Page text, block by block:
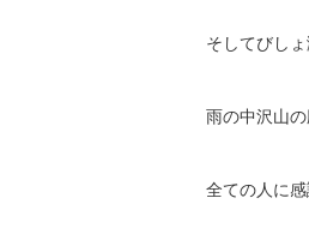
そしてびし
雨の中沢山の
全ての人に感